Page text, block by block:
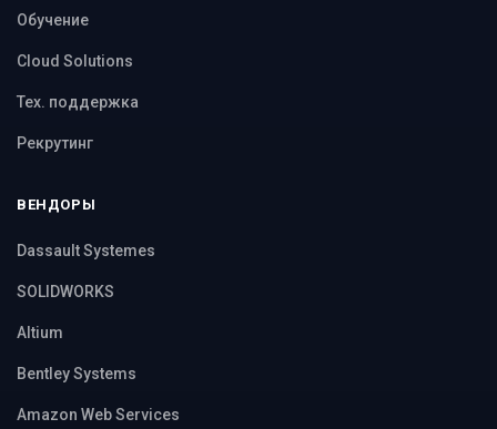
Обучение
Cloud Solutions
Тех. поддержка
Рекрутинг
ВЕНДОРЫ
Dassault Systemes
SOLIDWORKS
Altium
Bentley Systems
Amazon Web Services